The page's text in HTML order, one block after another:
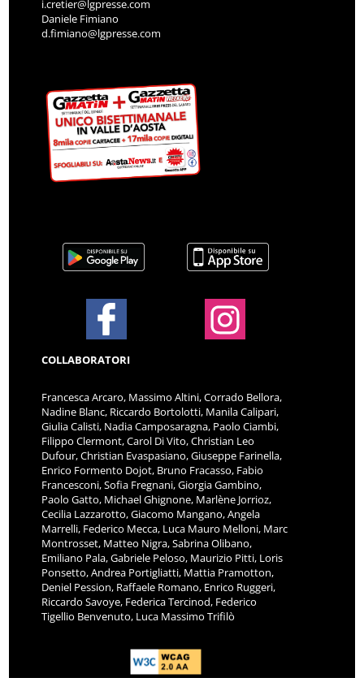
i.cretier@lgpresse.com
Daniele Fimiano
d.fimiano@lgpresse.com
COLLABORATORI
Francesca Arcaro, Massimo Altini, Corrado Bellora,
Nadine Blanc, Riccardo Bortolotti, Manila Calipari,
Giulia Calisti, Nadia Camposaragna, Paolo Ciambi,
Filippo Clermont, Carol Di Vito, Christian Leo
Dufour, Christian Evaspasiano, Giuseppe Farinella,
Enrico Formento Dojot, Bruno Fracasso, Fabio
Francesconi, Sofia Fregnani, Giorgia Gambino,
Paolo Gatto, Michael Ghignone, Marlène Jorrioz,
Cecilia Lazzarotto, Giacomo Mangano, Angela
Marrelli, Federico Mecca, Luca Mauro Melloni, Marc
Montrosset, Matteo Nigra, Sabrina Olibano,
Emiliano Pala, Gabriele Peloso, Maurizio Pitti, Loris
Ponsetto, Andrea Portigliatti, Mattia Pramotton,
Deniel Pession, Raffaele Romano, Enrico Ruggeri,
Riccardo Savoye, Federica Tercinod, Federico
Tigellio Benvenuto, Luca Massimo Trifilò